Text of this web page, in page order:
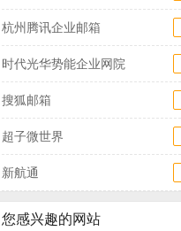
杭州腾讯企业邮箱
时代光华势能企业网院
搜狐邮箱
超子微世界
新航通
您感兴趣的网站